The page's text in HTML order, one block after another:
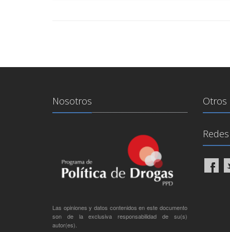
Nosotros
Las opiniones y datos contenidos en este documento
son de la exclusiva responsabilidad de su(s)
autor(es).
Otros